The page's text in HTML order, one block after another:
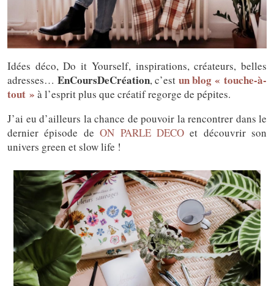
Idées déco, Do it Yourself, inspirations, créateurs, belles
adresses… EnCoursDeCréation, c’est un blog « touche-à-
tout » à l’esprit plus que créatif regorge de pépites.
J’ai eu d’ailleurs la chance de pouvoir la rencontrer dans le
dernier épisode deON PARLE DECOet découvrir son
univers green et slow life !